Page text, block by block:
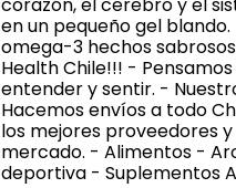
corazón, el cerebro y el
en un pequeño gel
omega-3 hechos
Health Chile!!! -
entender y sentir. -
Hacemos envíos a todo
los mejores proveedores
mercado. - Alimentos -
deportiva - Suplementos